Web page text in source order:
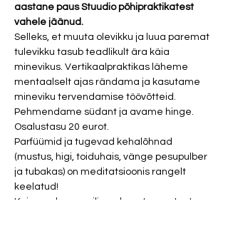
aastane paus Stuudio põhipraktikatest
vahele jäänud.
Selleks, et muuta olevikku ja luua paremat
tulevikku tasub teadlikult ära käia
minevikus. Vertikaalpraktikas läheme
mentaalselt ajas rändama ja kasutame
mineviku tervendamise töövõtteid.
Pehmendame südant ja avame hinge.
Osalustasu 20 eurot.
Parfüümid ja tugevad kehalõhnad
(mustus, higi, toiduhais, vänge pesupulber
ja tubakas) on meditatsioonis rangelt
keelatud!
Kui sa pole e-maili peale automaatset